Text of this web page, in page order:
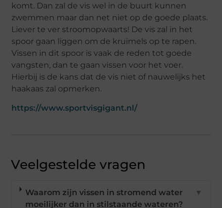
komt. Dan zal de vis wel in de buurt kunnen
zwemmen maar dan net niet op de goede plaats.
Liever te ver stroomopwaarts! De vis zal in het
spoor gaan liggen om de kruimels op te rapen.
Vissen in dit spoor is vaak de reden tot goede
vangsten, dan te gaan vissen voor het voer.
Hierbij is de kans dat de vis niet of nauwelijks het
haakaas zal opmerken.
https://www.sportvisgigant.nl/
Veelgestelde vragen
Waarom zijn vissen in stromend water
moeilijker dan in stilstaande wateren?
▼